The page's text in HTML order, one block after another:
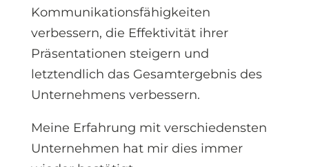
Kommunikationsfähigkeiten
verbessern, die Effektivität ihrer
Präsentationen steigern und
letztendlich das Gesamtergebnis des
Unternehmens verbessern.
Meine Erfahrung mit verschiedensten
Unternehmen hat mir dies immer